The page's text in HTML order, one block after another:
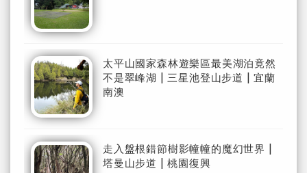
太平山國家森林遊樂區最美湖泊竟然
不是翠峰湖 | 三星池登山步道 | 宜蘭
南澳
走入盤根錯節樹影幢幢的魔幻世界 |
塔曼山步道 | 桃園復興